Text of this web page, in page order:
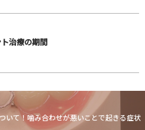
治療の期間
いて！噛み合わせが悪いことで起きる症状